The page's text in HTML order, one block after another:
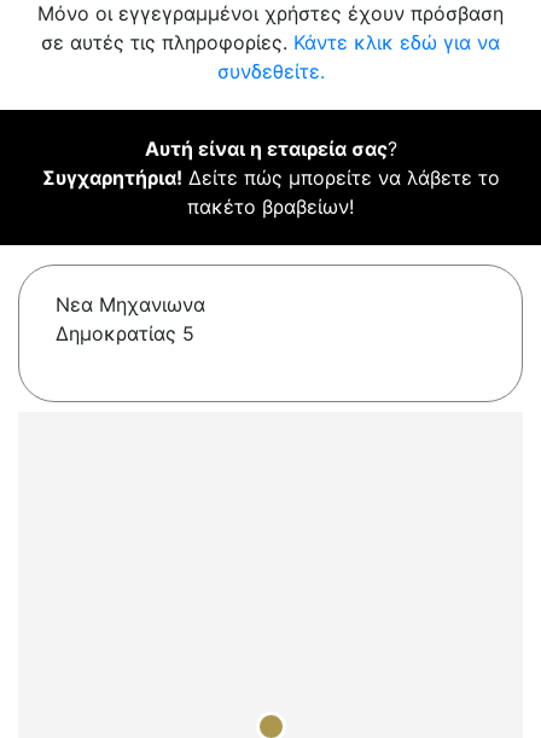
Μόνο οι εγγεγραμμένοι χρήστες έχουν πρόσβαση
σε αυτές τις πληροφορίες. Κάντε κλικ εδώ για να
συνδεθείτε.
Αυτή είναι η εταιρεία σας?
Συγχαρητήρια! Δείτε πώς μπορείτε να λάβετε το
πακέτο βραβείων!
Νεα Μηχανιωνα
Δημοκρατίας 5